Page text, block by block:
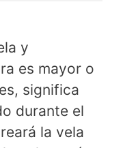
y
es mayor o
significa
durante el
la vela